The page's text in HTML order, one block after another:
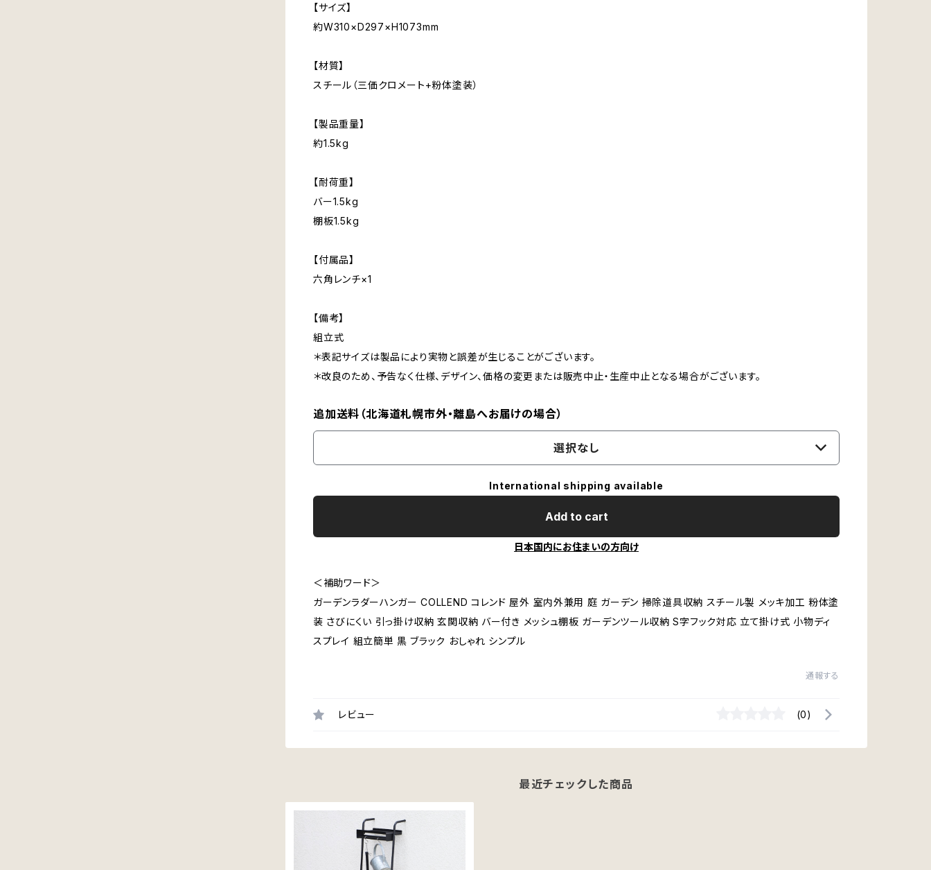
【サイズ】
約W310×D297×H1073mm
【材質】
スチール（三価クロメート+粉体塗装）
【製品重量】
約1.5kg
【耐荷重】
バー1.5kg
棚板1.5kg
【付属品】
六角レンチ×1
【備考】
組立式
＊表記サイズは製品により実物と誤差が生じることがございます。
＊改良のため、予告なく仕様、デザイン、価格の変更または販売中止・生産中止となる場合がございます。
追加送料（北海道札幌市外・離島へお届けの場合）
選択なし
International shipping available
Add to cart
日本国内にお住まいの方向け
＜補助ワード＞
ガーデンラダーハンガー COLLEND コレンド 屋外 室内外兼用 庭 ガーデン 掃除道具収納 スチール製 メッキ加工 粉体塗
装 さびにくい 引っ掛け収納 玄関収納 バー付き メッシュ棚板 ガーデンツール収納 S字フック対応 立て掛け式 小物ディ
スプレイ 組立簡単 黒 ブラック おしゃれ シンプル
通報する
レビュー (0)
最近チェックした商品